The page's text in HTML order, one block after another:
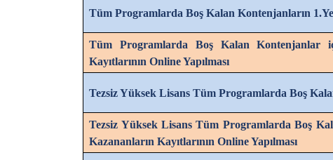
Tüm Programlarda Boş Kalan Kontenjanların
Tüm Programlarda Boş Kalan Kontenjanlar
Kayıtlarının Online Yapılması
Tezsiz Yüksek Lisans Tüm Programlarda Boş
Tezsiz Yüksek Lisans Tüm Programlarda Boş
Kazananların Kayıtlarının Online Yapılması